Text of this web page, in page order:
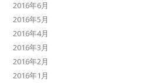
2016年6月
2016年5月
2016年4月
2016年3月
2016年2月
2016年1月